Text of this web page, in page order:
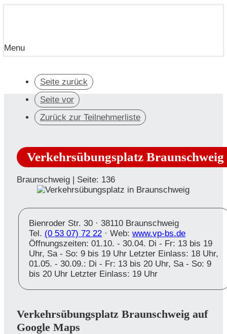
Menu
Seite zurück
Seite vor
Zurück zur Teilnehmerliste
Verkehrsübungsplatz Braunschweig
Braunschweig | Seite: 136
Bienroder Str. 30 · 38110 Braunschweig
Tel. (0 53 07) 72 22 · Web: www.vp-bs.de
Öffnungszeiten: 01.10. - 30.04. Di - Fr: 13 bis 19
Uhr, Sa - So: 9 bis 19 Uhr Letzter Einlass: 18 Uhr,
01.05. - 30.09.: Di - Fr: 13 bis 20 Uhr, Sa - So: 9
bis 20 Uhr Letzter Einlass: 19 Uhr
Verkehrsübungsplatz Braunschweig auf
Google Maps